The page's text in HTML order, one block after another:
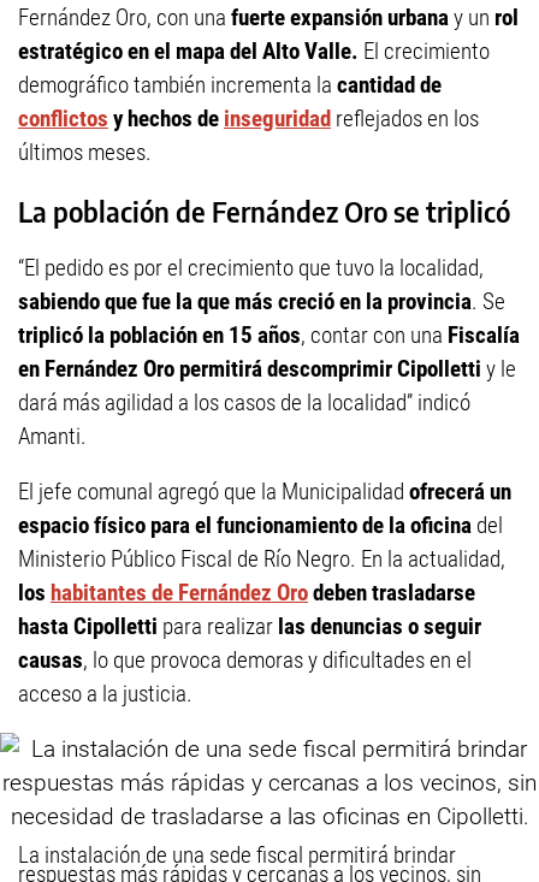
Fernández Oro, con una fuerte expansión urbanay un rol
estratégico en el mapa del Alto Valle. El crecimiento
demográfico también incrementa la cantidad de
conflictos y hechos de inseguridad reflejados en los
últimos meses.
La población de Fernández Oro se triplicó
“El pedido es por el crecimiento que tuvo la localidad,
sabiendo que fue la que más creció en la provincia. Se
triplicó la población en 15 años, contar con una Fiscalía
en Fernández Oro permitirá descomprimir Cipolletti y le
dará más agilidad a los casos de la localidad” indicó
Amanti.
El jefe comunal agregó que la Municipalidad ofrecerá un
espacio físico para el funcionamientode la oficina del
Ministerio Público Fiscal de Río Negro. En la actualidad,
los habitantes de Fernández Orodeben trasladarse
hasta Cipolletti para realizar las denuncias o seguir
causas, lo que provoca demoras y dificultades en el
acceso a la justicia.
La instalación de una sede fiscal permitirá brindar
respuestas más rápidas y cercanas a los vecinos, sin